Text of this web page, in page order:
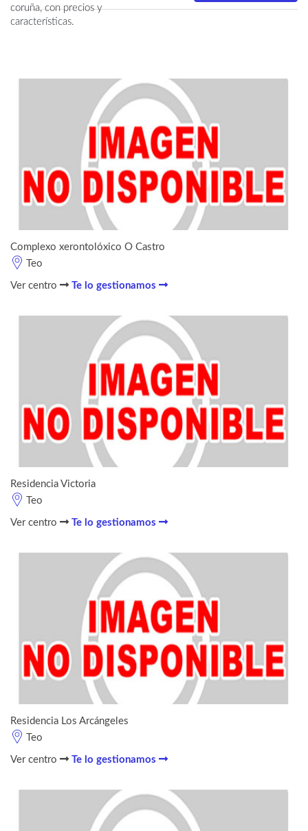
coruña, con precios y
características.
Complexo xerontolóxico O Castro
Teo
Ver centro Te lo gestionamos
Residencia Victoria
Teo
Ver centro Te lo gestionamos
Residencia Los Arcángeles
Teo
Ver centro Te lo gestionamos